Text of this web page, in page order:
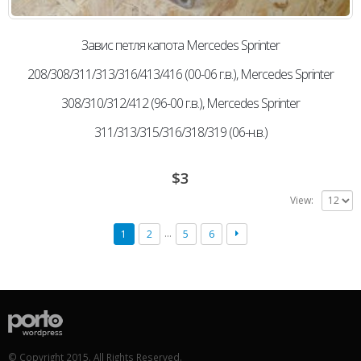
Завис петля капота Mercedes Sprinter
208/308/311/313/316/413/416 (00-06 г.в.), Mercedes Sprinter
308/310/312/412 (96-00 г.в.), Mercedes Sprinter
311/313/315/316/318/319 (06-н.в.)
$3
View:
1 2 … 5 6
© Copyright 2015. All Rights Reserved.